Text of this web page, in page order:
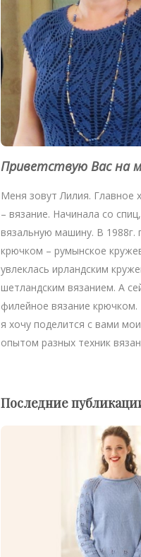
Приветствую Вас на
Меня зовут Лилия. Главное
– вязание. Начинала со
вязальную машину. В 1988г.
крючком – румынское
увлеклась ирландским
шетландским вязанием. А
филейное вязание
я хочу поделится с вами
опытом разных техник
Последние